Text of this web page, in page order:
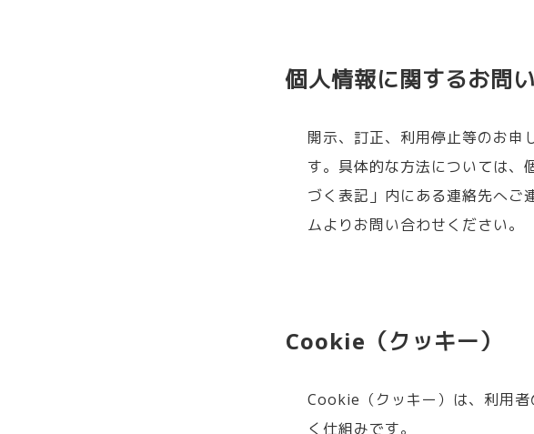
個人情報に関するお問
開示、訂正、利用停止等のお申
す。具体的な方法については、
づく表記」内にある連絡先へご
ムよりお問い合わせください。
Cookie（クッキー）
Cookie（クッキー）は、利用
く仕組みです。